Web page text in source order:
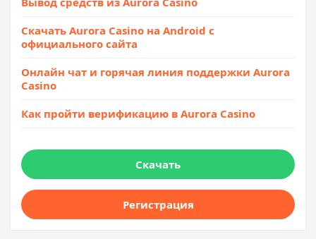
Скачать Aurora Casino на Android с
официального сайта
Онлайн чат и горячая линия поддержки Aurora
Casino
Как пройти верификацию в Aurora Casino
Скачать
Регистрация